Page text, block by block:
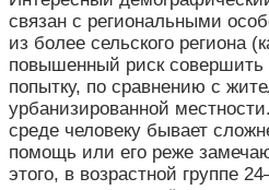
связан с региональными
из более сельского региона
повышенный риск
попытку, по сравнению с
урбанизированной
среде человеку бывает
помощь или его реже
этого, в возрастной группе